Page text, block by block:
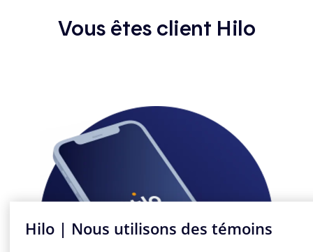
Vous êtes client Hilo
Hilo | Nous utilisons des témoins